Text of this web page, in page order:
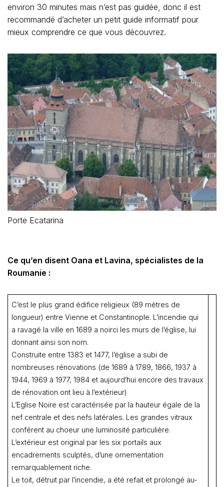
environ 30 minutes mais n’est pas guidée, donc il est
recommandé d’acheter un petit guide informatif pour
mieux comprendre ce que vous découvrez.
Porte Ecatarina
Ce qu’en disent Oana et Lavina, spécialistes de la
Roumanie :
C’est le plus grand édifice religieux (89 mètres de
longueur) entre Vienne et Constantinople. L’incendie qui
a ravagé la ville en 1689 a noirci les murs de l’église, lui
donnant ainsi son nom.
Construite entre 1383 et 1477, l’église a subi de
nombreuses rénovations (de 1689 à 1789, 1866, 1937 à
1944, 1969 à 1977, 1984 et aujourd’hui encore des travaux
de rénovation ont lieu à l’extérieur)
L’Eglise Noire est caractérisée par la hauteur égale de la
nef centrale et des nefs latérales. Les grandes vitraux
conférent au choeur une luminosité particulière.
L’extérieur est original par les six portails aux
encadrements sculptés, d’une ornementation
remarquablement riche.
Le toit, détruit par l’incendie, a été refait et prolongé au-